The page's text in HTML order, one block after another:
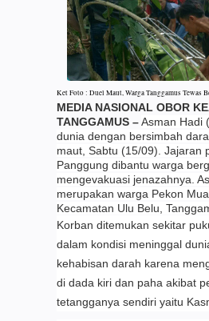
Ket Foto : Duel Maut, Warga Tanggamus Tewas
MEDIA NASIONAL OBOR
TANGGAMUS –Asman Hadi
dunia dengan bersimbah
maut, Sabtu (15/09). Jajaran
Panggung dibantu warga
mengevakuasi jenazahnya.
merupakan warga Pekon
Kecamatan Ulu Belu,
Korban ditemukan sekitar
dalam kondisi meninggal
kehabisan darah karena
di dada kiri dan paha akibat
tetangganya sendiri yaitu